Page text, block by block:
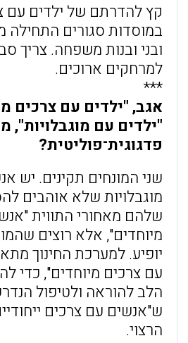
קץ להדרתם של ילדים עם
במוסדות סגורים
ובני ובנות משפחה. צריך
למרחקים ארוכים.
***
אגב, "ילדים עם צרכים
"ילדים עם
פדגוגית־פוליטית?
שני המונחים תקינים. יש
מוגבלויות שלא אוהבים
שלהם מאחורי התווית
מיוחדים", אלא רוצים
יופיע. למערכת החינוך
עם צרכים מיוחדים", כדי
הלב להוראה ולטיפול
ש"אנשים עם צרכים
הרצוי.